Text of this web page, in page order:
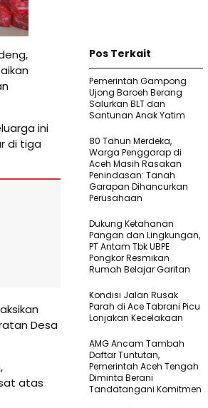
ini
di tiga
Desa
atas
Pos Terkait
Pemerintah Gampong
Ujong Baroeh Berang
Salurkan BLT dan
Santunan Anak Yatim
80 Tahun Merdeka,
Warga Penggarap di
Aceh Masih Rasakan
Penindasan: Tanah
Garapan Dihancurkan
Perusahaan
Dukung Ketahanan
Pangan dan Lingkungan,
PT Antam Tbk UBPE
Pongkor Resmikan
Rumah Belajar Garitan
Kondisi Jalan Rusak
Parah di Ace Tabrani Picu
Lonjakan Kecelakaan
AMG Ancam Tambah
Daftar Tuntutan,
Pemerintah Aceh Tengah
Diminta Berani
Tandatangani Komitmen